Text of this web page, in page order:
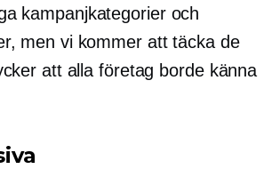
kampanjkategorier och
men vi kommer att täcka de
att alla företag borde känna